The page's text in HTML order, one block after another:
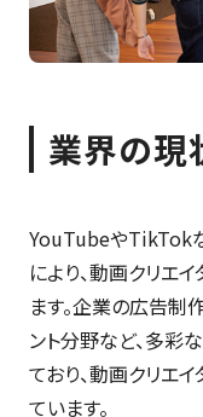
業界の現
YouTubeやTikTok
により、動画クリエ
ます。企業の広告制
ント分野など、多彩
ており、動画クリエ
ています。